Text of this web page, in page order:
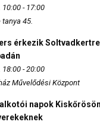
- 17:00
45.
érkezik
- 20:00
Művelődési Központ
napok